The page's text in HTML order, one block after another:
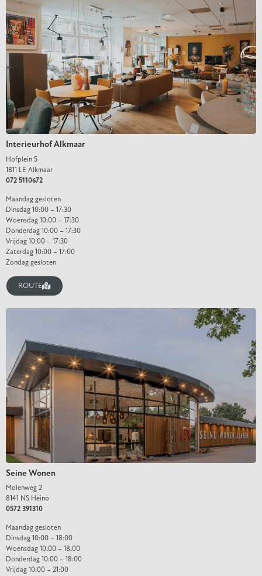
Interieurhof Alkmaar
Hofplein 5
1811 LE Alkmaar
072 5110672
Maandag gesloten
Dinsdag 10:00 – 17:30
Woensdag 10:00 – 17:30
Donderdag 10:00 – 17:30
Vrijdag 10:00 – 17:30
Zaterdag 10:00 – 17:00
Zondag gesloten
ROUTE
Seine Wonen
Molenweg 2
8141 NS Heino
0572 391310
Maandag gesloten
Dinsdag 10:00 – 18:00
Woensdag 10:00 – 18:00
Donderdag 10:00 – 18:00
Vrijdag 10:00 – 21:00